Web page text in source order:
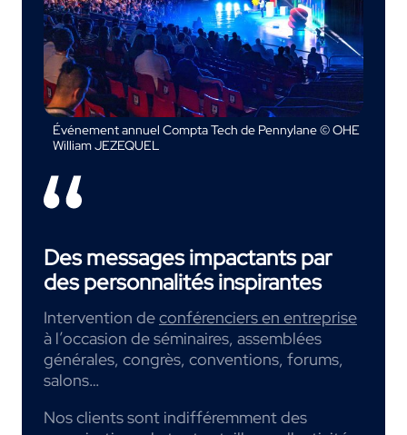
Événement annuel Compta Tech de Pennylane © OHE
William JEZEQUEL
Des messages impactants par
des personnalités inspirantes
Intervention deconférenciers en entreprise
à l’occasion de séminaires, assemblées
générales, congrès, conventions, forums,
salons…
Nos clients sont indifféremment des